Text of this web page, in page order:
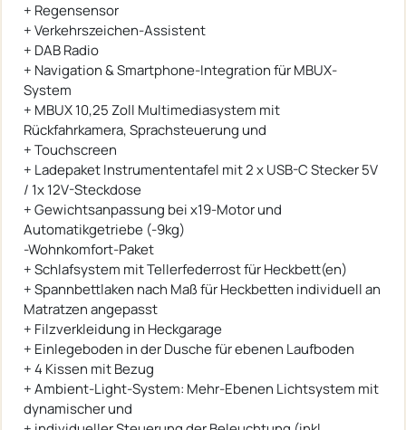
+ Regensensor
+ Verkehrszeichen-Assistent
+ DAB Radio
+ Navigation & Smartphone-Integration für MBUX-
System
+ MBUX 10,25 Zoll Multimediasystem mit
Rückfahrkamera, Sprachsteuerung und
+ Touchscreen
+ Ladepaket Instrumententafel mit 2 x USB-C Stecker 5V
/ 1x 12V-Steckdose
+ Gewichtsanpassung bei x19-Motor und
Automatikgetriebe (-9kg)
-Wohnkomfort-Paket
+ Schlafsystem mit Tellerfederrost für Heckbett(en)
+ Spannbettlaken nach Maß für Heckbetten individuell an
Matratzen angepasst
+ Filzverkleidung in Heckgarage
+ Einlegeboden in der Dusche für ebenen Laufboden
+ 4 Kissen mit Bezug
+ Ambient-Light-System: Mehr-Ebenen Lichtsystem mit
dynamischer und